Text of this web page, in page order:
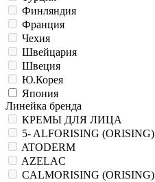
Финляндия
Франция
Чехия
Швейцария
Швеция
Ю.Корея
Япония
Линейка бренда
КРЕМЫ ДЛЯ ЛИЦА
5- ALFORISING (ORISING)
ATODERM
AZELAC
CALMORISING (ORISING)